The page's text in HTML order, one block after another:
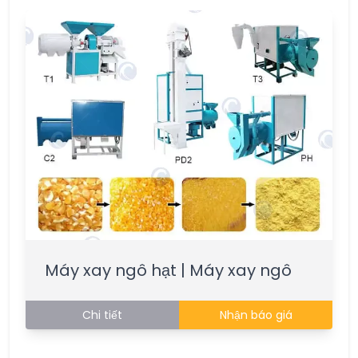
Máy xay ngô hạt | Máy xay ngô
Chi tiết Nhận báo giá